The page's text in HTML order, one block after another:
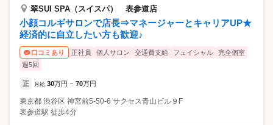
翠SUI SPA（スイスパ） 表参道店
小顔コルギサロンで店長⇒マネージャーとキャリアUP★
経済的に自立したい方も歓迎♪
口コミあり 正社員 個人サロン 交通費支給 フェイシャル
完全個室
週5回
正 月給 30万円 ~ 70万円
東京都 渋谷区 神宮前5-50-6 サクセス青山ビル９F
表参道駅 徒歩4分